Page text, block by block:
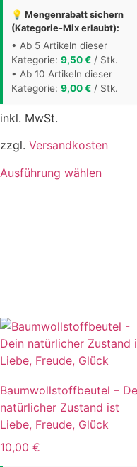
💡 Mengenrabatt sichern
(Kategorie-Mix erlaubt):
• Ab 5 Artikeln dieser
Kategorie: 9,50€ / Stk.
• Ab 10 Artikeln dieser
Kategorie: 9,00€ / Stk.
inkl. MwSt.
zzgl. Versandkosten
Ausführung wählenDieses
auf
der
Baumwollstoffbeutel –
natürlicher Zustand ist
Liebe, Freude, Glück
10,00 €